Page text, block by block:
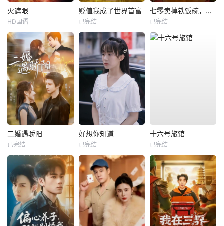
火遮眼
HD国语
贬值我成了世界首富
已完结
七零卖掉铁饭碗，囤满空间下乡去
已完结
二婚遇骄阳
已完结
好想你知道
已完结
十六号旅馆
已完结